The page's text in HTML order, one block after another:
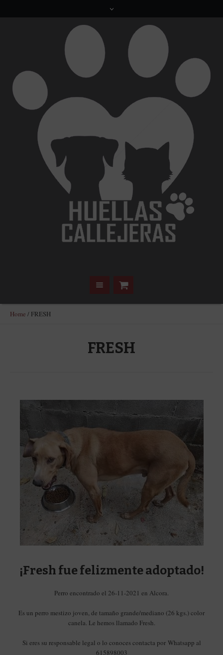
Home / FRESH
FRESH
¡Fresh fue felizmente adoptado!
Perro encontrado el 26-11-2021 en Alcora.
Es un perro mestizo joven, de tamaño grande/mediano (26 kgs.) color
canela. Le hemos llamado Fresh.
Si eres su responsable legal o lo conoces contacta por Whatsapp al
615898003